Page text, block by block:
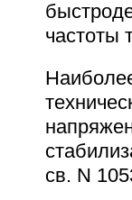
частоты
св. N